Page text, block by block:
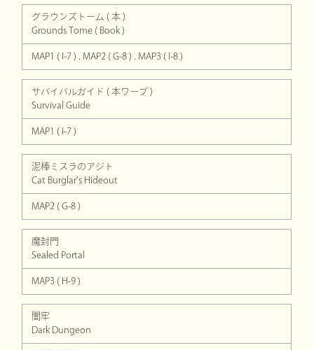
グラウンズトーム ( 本 )
Grounds Tome ( Book )
MAP1 ( I-7 ) . MAP2 ( G-8 ) . MAP3 ( I-8 )
サバイバルガイド ( 本ワープ )
Survival Guide
MAP1 ( I-7 )
泥棒ミスラのアジト
Cat Burglar’s Hideout
MAP2 ( G-8 )
魔封門
Sealed Portal
MAP3 ( H-9 )
闇牢
Dark Dungeon